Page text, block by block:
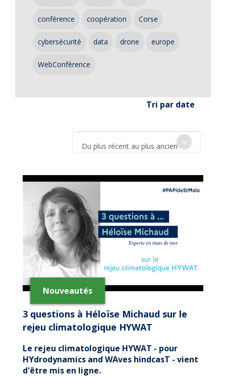
conférence coopération Corse
cybersécurité data drone europe
WebConférence
Tri par date
Du plus récent au plus ancien
Nouveautés
3 questions à Héloïse Michaud sur le
rejeu climatologique HYWAT
Le rejeu climatologique HYWAT - pour
HYdrodynamics and WAves hindcasT - vient
d'être mis en ligne.